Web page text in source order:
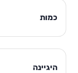
כמות
היגיינה